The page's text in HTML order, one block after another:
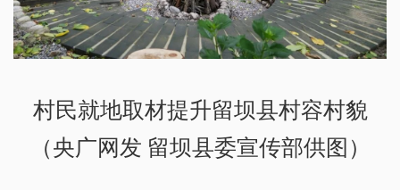
村民就地取材提升留坝县村容村貌
（央广网发 留坝县委宣传部供图）